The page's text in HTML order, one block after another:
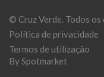
© Cruz Verde. Todos
Política de privacidade
Termos de utilização
By Spotmarket